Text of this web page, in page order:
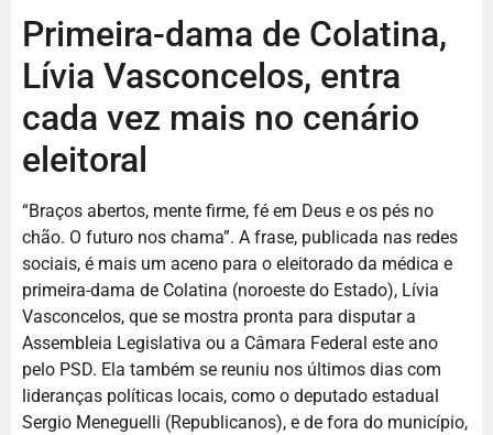
Primeira-dama de Colatina,
Lívia Vasconcelos, entra
cada vez mais no cenário
eleitoral
“Braços abertos, mente firme, fé em Deus e os pés no
chão. O futuro nos chama”. A frase, publicada nas redes
sociais, é mais um aceno para o eleitorado da médica e
primeira-dama de Colatina (noroeste do Estado), Lívia
Vasconcelos, que se mostra pronta para disputar a
Assembleia Legislativa ou a Câmara Federal este ano
pelo PSD. Ela também se reuniu nos últimos dias com
lideranças políticas locais, como o deputado estadual
Sergio Meneguelli (Republicanos), e de fora do município,